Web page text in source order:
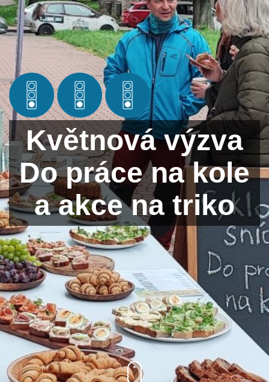
Květnová výzva
Do práce na kole
a akce na triko